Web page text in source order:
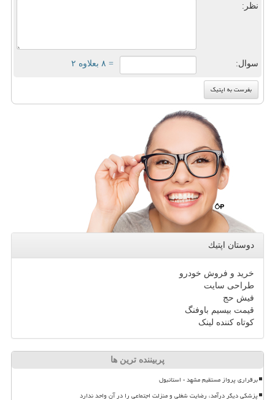
نظر:
سوال: = ۸ بعلاوه ۲
دوستان اپتیك
خرید و فروش خودرو
طراحی سایت
فیش حج
قیمت بیسیم باوفنگ
کوتاه کننده لینک
پربیننده ترین ها
برقراری پرواز مستقیم مشهد - استانبول
پزشکی دیگر درآمد، رضایت شغلی و منزلت اجتماعی را در آن واحد ندارد